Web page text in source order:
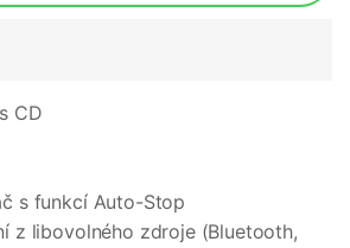
CD
s funkcí Auto-Stop
z libovolného zdroje (Bluetooth,